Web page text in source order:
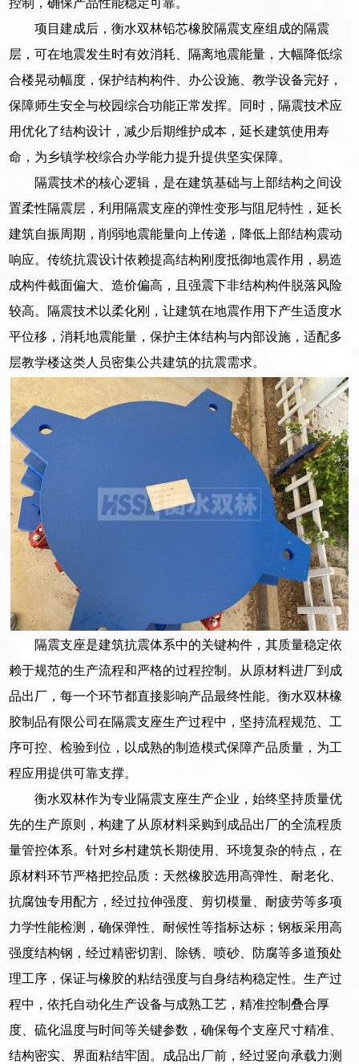
控制，确保产品性能稳定可靠。
项目建成后，衡水双林铅芯橡胶隔震支座组成的隔震
层，可在地震发生时有效消耗、隔离地震能量，大幅降低综
合楼晃动幅度，保护结构构件、办公设施、教学设备完好，
保障师生安全与校园综合功能正常发挥。同时，隔震技术应
用优化了结构设计，减少后期维护成本，延长建筑使用寿
命，为乡镇学校综合办学能力提升提供坚实保障。
隔震技术的核心逻辑，是在建筑基础与上部结构之间设
置柔性隔震层，利用隔震支座的弹性变形与阻尼特性，延长
建筑自振周期，削弱地震能量向上传递，降低上部结构震动
响应。传统抗震设计依赖提高结构刚度抵御地震作用，易造
成构件截面偏大、造价偏高，且强震下非结构构件脱落风险
较高。隔震技术以柔化刚，让建筑在地震作用下产生适度水
平位移，消耗地震能量，保护主体结构与内部设施，适配多
层教学楼这类人员密集公共建筑的抗震需求。
隔震支座是建筑抗震体系中的关键构件，其质量稳定依
赖于规范的生产流程和严格的过程控制。从原材料进厂到成
品出厂，每一个环节都直接影响产品最终性能。衡水双林橡
胶制品有限公司在隔震支座生产过程中，坚持流程规范、工
序可控、检验到位，以成熟的制造模式保障产品质量，为工
程应用提供可靠支撑。
衡水双林作为专业隔震支座生产企业，始终坚持质量优
先的生产原则，构建了从原材料采购到成品出厂的全流程质
量管控体系。针对乡村建筑长期使用、环境复杂的特点，在
原材料环节严格把控品质：天然橡胶选用高弹性、耐老化、
抗腐蚀专用配方，经过拉伸强度、剪切模量、耐疲劳等多项
力学性能检测，确保弹性、耐候性等指标达标；钢板采用高
强度结构钢，经过精密切割、除锈、喷砂、防腐等多道预处
理工序，保证与橡胶的粘结强度与自身结构稳定性。生产过
程中，依托自动化生产设备与成熟工艺，精准控制叠合厚
度、硫化温度与时间等关键参数，确保每个支座尺寸精准、
结构密实、界面粘结牢固。成品出厂前，经过竖向承载力测